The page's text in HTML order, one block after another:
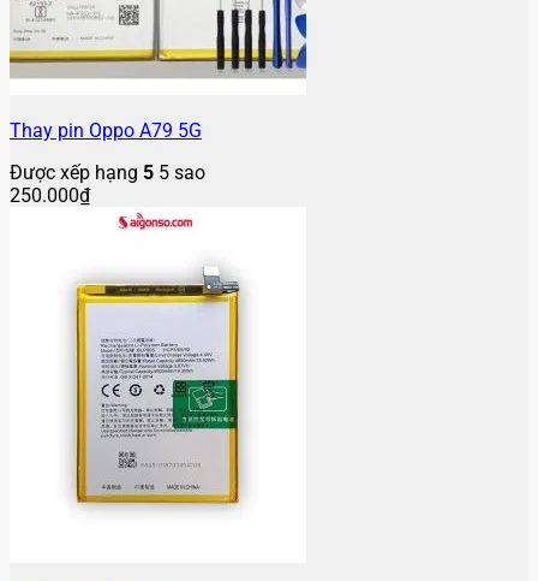
Thay pin Oppo A79 5G
Được xếp hạng 5 5 sao
250.000₫